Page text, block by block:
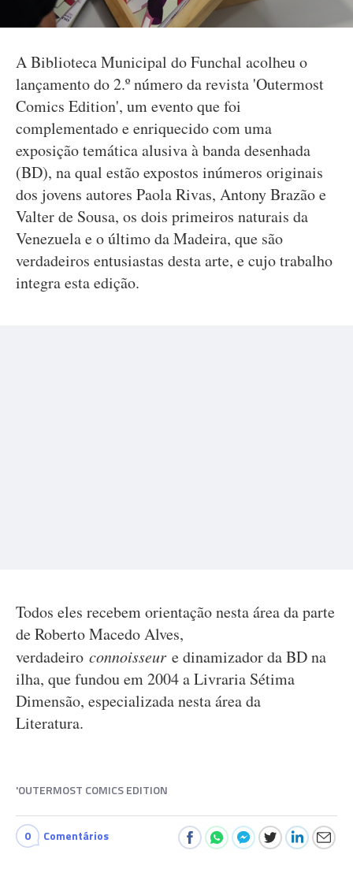
A Biblioteca Municipal do Funchal acolheu o
lançamento do 2.º número da revista 'Outermost
Comics Edition', um evento que foi
complementado e enriquecido com uma
exposição temática alusiva à banda desenhada
(BD), na qual estão expostos inúmeros originais
dos jovens autores Paola Rivas, Antony Brazão e
Valter de Sousa, os dois primeiros naturais da
Venezuela e o último da Madeira, que são
verdadeiros entusiastas desta arte, e cujo trabalho
integra esta edição.
Todos eles recebem orientação nesta área da parte
de Roberto Macedo Alves,
verdadeiro connoisseur e dinamizador da BD na
ilha, que fundou em 2004 a Livraria Sétima
Dimensão, especializada nesta área da
Literatura.
'OUTERMOST COMICS EDITION
0 Comentários